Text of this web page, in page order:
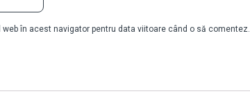
în acest navigator pentru data viitoare când o să comentez.